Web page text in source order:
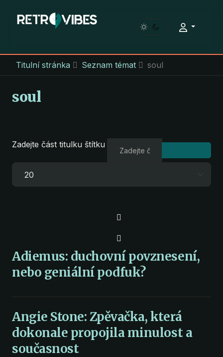
Titulní stránka Seznam témat soul
soul
Zadejte část titulku štítku
Počet zobrazení
Adiemus: duchovní povznesení,
nebo geniální podfuk?
Angie Stone: Zpěvačka, která
dokonale propojila minulost a
současnost